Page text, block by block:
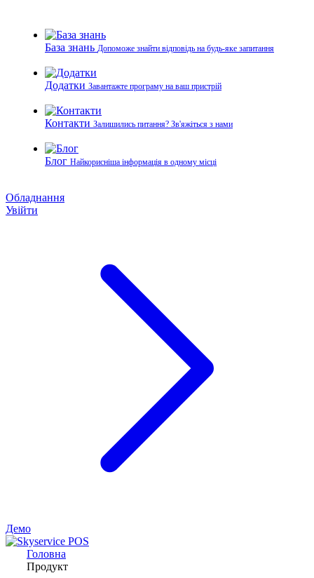
База знань Допоможе знайти відповідь на будь-яке запитання
Додатки Завантажте програму на ваш пристрій
Контакти Залишились питання? Зв'яжіться з нами
Блог Найкорисніша інформація в одному місці
Обладнання
Увійти
Демо
Головна
Продукт